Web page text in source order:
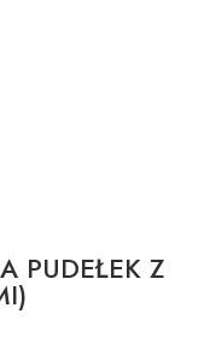
PUDEŁEK Z